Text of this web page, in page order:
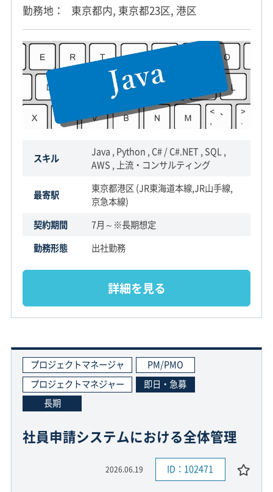
勤務地 東京都内, 東京都23区, 港区
スキル
Java , Python , C# / C#.NET , SQL ,
AWS , 上流・コンサルティング
最寄駅
東京都港区 (JR東海道本線,JR山手線,
京急本線)
契約期間
7月～※長期想定
勤務形態
出社勤務
詳細を見る
プロジェクトマネージャ
PM/PMO
プロジェクトマネジャー
即日・急募
長期
社員申請システムにおける全体管理
2026.06.19 ID：102471